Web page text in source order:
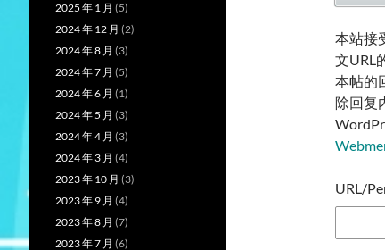
本站接
文URL
本帖的
除回复
URL/
2025 年 1 月 (5)
2024 年 12 月 (2)
2024 年 8 月 (3)
2024 年 7 月 (5)
2024 年 6 月 (1)
2024 年 5 月 (3)
2024 年 4 月 (3)
2024 年 3 月 (4)
2023 年 10 月 (3)
2023 年 9 月 (4)
2023 年 8 月 (7)
2023 年 7 月 (6)